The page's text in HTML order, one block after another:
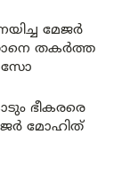
മേജർ
തകർത്ത
ഭീകരരെ
മോഹിത്